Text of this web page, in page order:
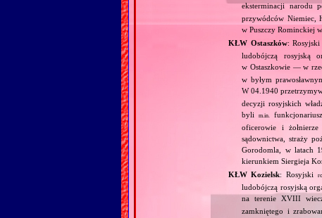
eksterminacji narodu
przywódców Niemiec,
w Puszczy Rominckiej
KŁW Ostaszków:
ludobójczą rosyjską
w Ostaszkowie — w
w byłym
W 04.1940
decyzji rosyjskich
bylim.in.
oficerowie i
sądownictwa, straży
Gorodomla, w latach
kierunkiem Siergieja
KŁW Kozielsk: Rosyjski
ludobójczą rosyjską
na terenie XVIII
zamkniętego i